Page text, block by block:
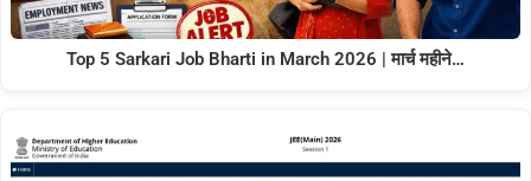
Top 5 Sarkari Job Bharti in March 2026 | मार्च महीने…